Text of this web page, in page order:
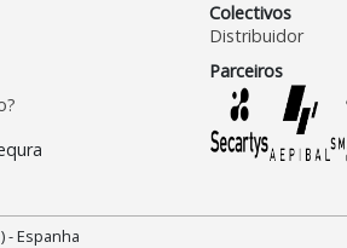
Colectivos
Distribuidor
Parceiros
- Espanha